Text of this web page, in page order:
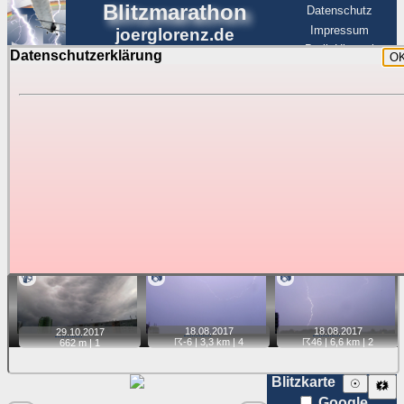
Datenschutzerklärung
Blitzmarathon
joerglorenz.de
Datenschutz
Impressum
BerlinHimmel
Blitzmarathon
Luftfahrt
📹
29.10. 2017
662 m |1
📷
18.08. 2017
☈-6| 3,3 km |4
📷
18.08.2017
☈46| 6,6 km |2
Blitzkarte 🗱
☉